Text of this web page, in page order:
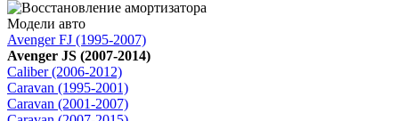
Модели авто
Avenger FJ (1995-2007)
Avenger JS (2007-2014)
Caliber (2006-2012)
Caravan (1995-2001)
Caravan (2001-2007)